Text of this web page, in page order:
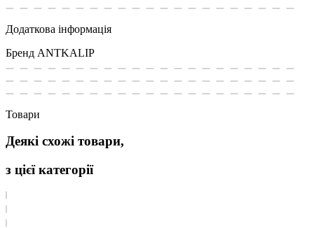
Додаткова інформація
Бренд ANTKALIP
Товари
Деякі схожі товари,
з цієї категорії